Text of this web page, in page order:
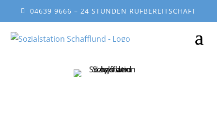
04639 9666 – 24 STUNDEN RUFBEREITSCHAFT